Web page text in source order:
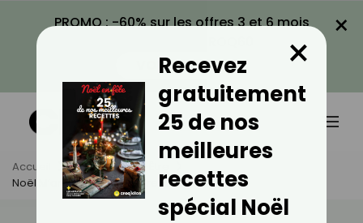
PROMO : -60% sur les offres 3 et 6 mois
VOIR LA PROMO
×
Accueil Actus
Bien-Être
Noël M’angoisse : Que Faire ?
Recevez
gratuitement
25 de nos
meilleures
recettes
spécial Noël
×